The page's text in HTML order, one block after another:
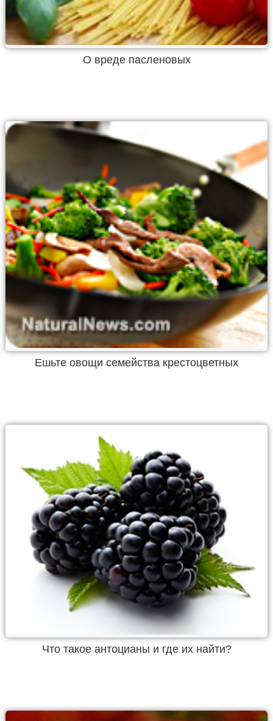
О вреде пасленовых
Ешьте овощи семейства крестоцветных
Что такое антоцианы и где их найти?